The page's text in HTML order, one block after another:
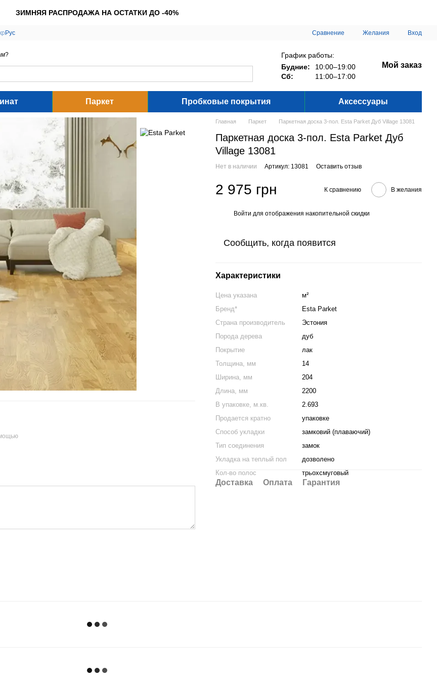
ЗИМНЯЯ РАСПРОДАЖА НА ОСТАТКИ ДО -40%
Рус Сравнение Желания Вход
График работы:
Будние:
10:00–19:00
Сб:
11:00–17:00
Мой заказ
Паркет Пробковые покрытия Аксессуары
Главная Паркет Паркетная доска 3-пол. Esta Parket Дуб Village 13081
Паркетная доска 3-пол. Esta Parket Дуб
Village 13081
Нет в наличии Артикул: 13081 Оставить отзыв
2 975 грн К сравнению В желания
Войти для отображения накопительной скидки
Сообщить, когда появится
Характеристики
Цена указана
м²
Бренд*
Esta Parket
Страна производитель
Эстония
Порода дерева
дуб
Покрытие
лак
Толщина, мм
14
Ширина, мм
204
Длина, мм
2200
В упаковке, м.кв.
2.693
Продается кратно
упаковке
Способ укладки
замковий (плаваючий)
Тип соединения
замок
Укладка на теплый пол
дозволено
Кол-во полос
трьохсмуговый
Доставка Оплата Гарантия